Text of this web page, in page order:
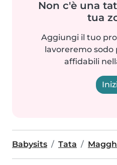
Non c'è una
tua
Aggiungi il tuo
lavoreremo
affidabili
Babysits Tata